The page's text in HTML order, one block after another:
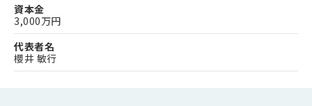
資本金
3,000万円
代表者名
櫻井 敏行